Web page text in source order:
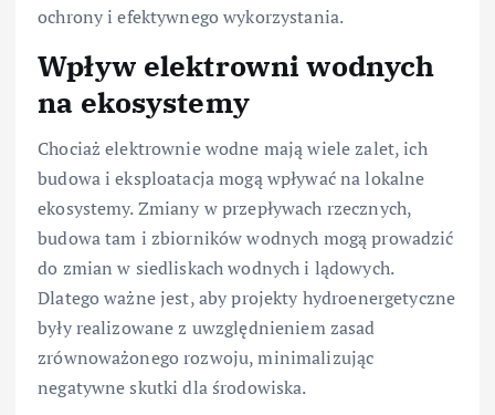
ochrony i efektywnego wykorzystania.
Wpływ elektrowni wodnych
na ekosystemy
Chociaż elektrownie wodne mają wiele zalet, ich
budowa i eksploatacja mogą wpływać na lokalne
ekosystemy. Zmiany w przepływach rzecznych,
budowa tam i zbiorników wodnych mogą prowadzić
do zmian w siedliskach wodnych i lądowych.
Dlatego ważne jest, aby projekty hydroenergetyczne
były realizowane z uwzględnieniem zasad
zrównoważonego rozwoju, minimalizując
negatywne skutki dla środowiska.